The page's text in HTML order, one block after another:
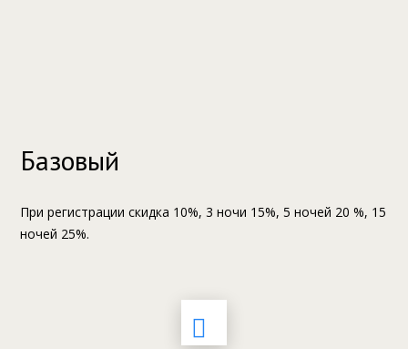
Базовый
При регистрации скидка 10%, 3 ночи 15%, 5 ночей 20 %, 15
ночей 25%.